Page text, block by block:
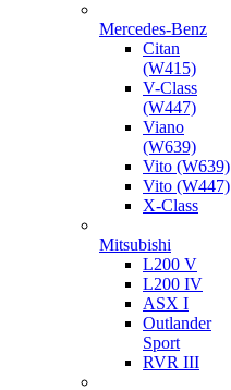
Mercedes-Benz
Citan
(W415)
V-Class
(W447)
Viano
(W639)
Vito (W639)
Vito (W447)
X-Class
Mitsubishi
L200 V
L200 IV
ASX I
Outlander
Sport
RVR III